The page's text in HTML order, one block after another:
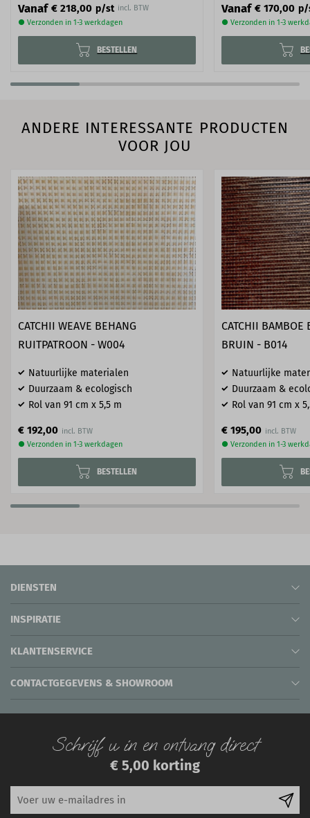
Vanaf € 218,00 p/st incl. BTW
● Verzonden in 1-3 werkdagen
BESTELLEN
Vanaf € 170,00 p/
● Verzonden in 1-3
ANDERE INTERESSANTE PRODUCTEN
VOOR JOU
CATCHII WEAVE BEHANG
RUITPATROON - W004
Natuurlijke materialen
Duurzaam & ecologisch
Rol van 91 cm x 5,5 m
€ 192,00
● Verzonden in 1-3 werkdagen
BESTELLEN
CATCHII BAMBOE
BRUIN - B014
Natuurlijke
Duurzaam &
Rol van 91 cm x
€ 195,00
● Verzonden in 1-3
DIENSTEN
INSPIRATIE
KLANTENSERVICE
CONTACTGEGEVENS & SHOWROOM
Schrijf u in en ontvang direct
€ 5,00 korting